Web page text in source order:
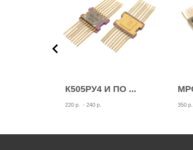
К505РУ4 И ПО ...
220 р. - 240 р. 350 р.